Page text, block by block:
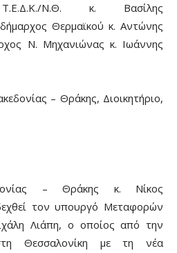
Ν.Θ. κ. Βασίλης
Θερμαϊκού κ. Αντώνης
Ν. Μηχανιώνας κ. Ιωάννης
– Θράκης, Διοικητήριο,
– Θράκης κ. Νίκος
τον υπουργό Μεταφορών
Λιάπη, ο οποίος από την
Θεσσαλονίκη με τη νέα